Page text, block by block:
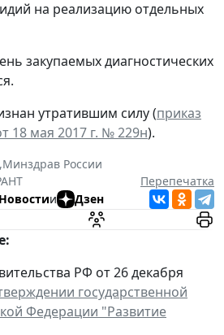
на реализацию отдельных
закупаемых диагностических
утратившим силу (приказ
18 мая 2017 г. № 229н).
,Минздрав России
Перепечатка
Новостии Дзен
РФ от 26 декабря
государственной
Федерации "Развитие